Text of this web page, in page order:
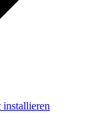
installieren